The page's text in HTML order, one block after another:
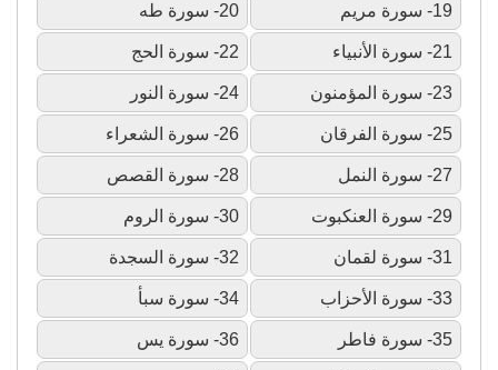
19- سورة مريم 20- سورة طه
21- سورة الأنبياء 22- سورة الحج
23- سورة المؤمنون 24- سورة النور
25- سورة الفرقان 26- سورة الشعراء
27- سورة النمل 28- سورة القصص
29- سورة العنكبوت 30- سورة الروم
31- سورة لقمان 32- سورة السجدة
33- سورة الأحزاب 34- سورة سبأ
35- سورة فاطر 36- سورة يس